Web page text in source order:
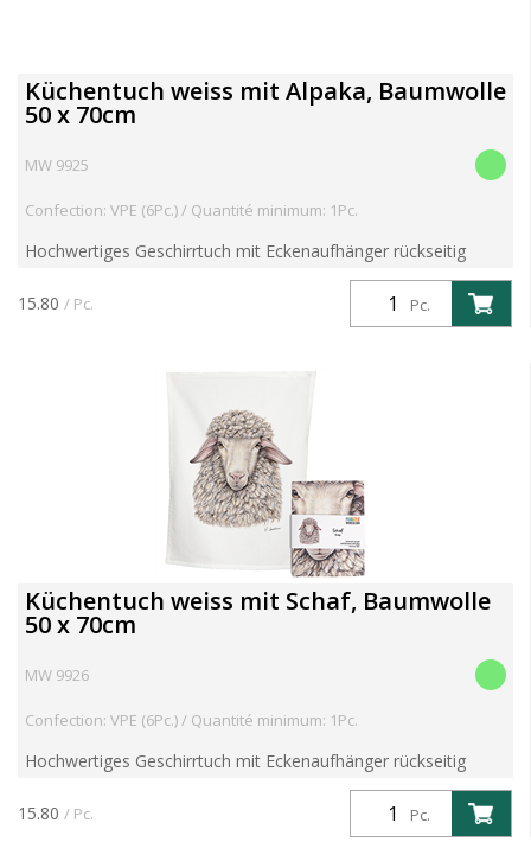
Küchentuch weiss mit Alpaka, Baumwolle
50 x 70cm
MW 9925
Confection: VPE (6Pc.) / Quantité minimum: 1Pc.
Hochwertiges Geschirrtuch mit Eckenaufhänger rückseitig
Motiv mit toller Farbbrillanz aus 100% Baumwolle 60° Grad
waschbar und trocknergeeignet Im Schwarzwald mit Liebe ...
Pc.
15.80 / Pc.
Küchentuch weiss mit Schaf, Baumwolle
50 x 70cm
MW 9926
Confection: VPE (6Pc.) / Quantité minimum: 1Pc.
Hochwertiges Geschirrtuch mit Eckenaufhänger rückseitig
Motiv mit toller Farbbrillanz aus 100% Baumwolle 60° Grad
waschbar und trocknergeeignet Im Schwarzwald mit Liebe ...
Pc.
15.80 / Pc.